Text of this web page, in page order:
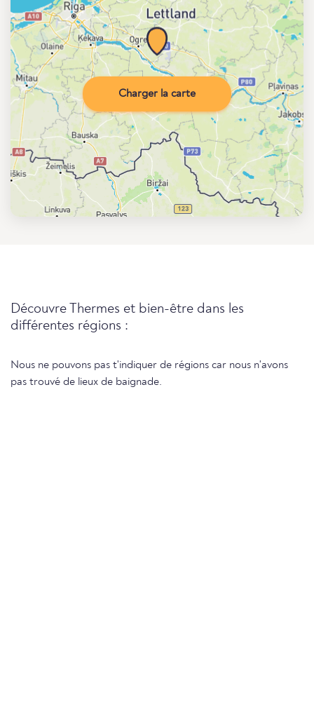
Charger la carte
Découvre Thermes et bien-être dans les
différentes régions :
Nous ne pouvons pas t'indiquer de régions car nous n'avons
pas trouvé de lieux de baignade.